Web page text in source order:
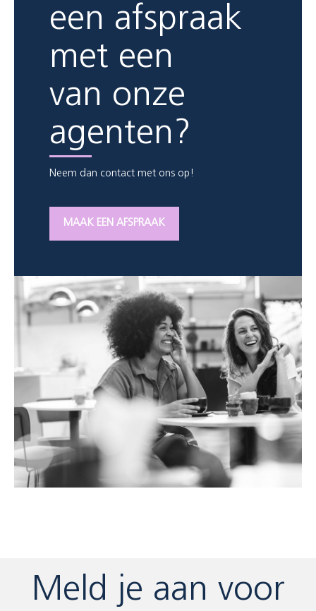
een afspraak
met een
van onze
agenten?
Neem dan contact met ons op!
MAAK EEN AFSPRAAK
Meld je aan voor